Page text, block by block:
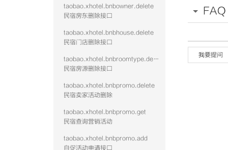
taobao.xhotel.bnbowner.delete
民宿房东删除接口
taobao.xhotel.bnbhouse.delete
民宿门店删除接口
taobao.xhotel.bnbroomtype.delete
民宿房源删除接口
taobao.xhotel.bnbpromo.delete
民宿卖家活动删除
taobao.xhotel.bnbpromo.get
民宿查询营销活动
taobao.xhotel.bnbpromo.add
自促活动申请接口
FAQ
我要提问